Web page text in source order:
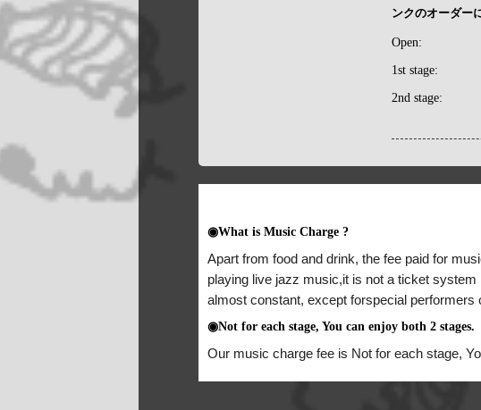
ンクのオーダー
Open:
1st stage:
2nd stage:
◉What is Music Charge ?
Apart from food and drink, the fee paid for
playing live jazz music,it is not a ticket
almost constant, except forspecial performers
◉Not for each stage, You can enjoy both 2 stages.
Our music charge fee is Not for each stage,